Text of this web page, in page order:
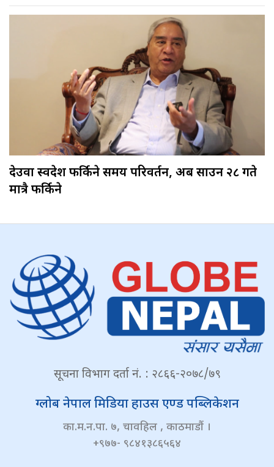
देउवा स्वदेश फर्किने समय परिवर्तन, अब साउन २८ गते
मात्रै फर्किने
सूचना विभाग दर्ता नं. : २८६६-२०७८/७९
ग्लोब नेपाल मिडिया हाउस एण्ड पब्लिकेशन
का.म.न.पा. ७, चावहिल , काठमाडौं ।
+९७७- ९८४१३८६५६४